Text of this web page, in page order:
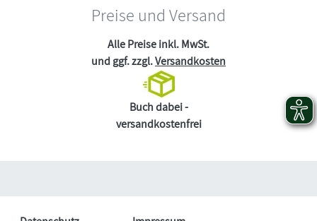
Preise und Versand
Alle Preise inkl. MwSt.
und ggf. zzgl.Versandkosten
Buch dabei -
versandkostenfrei